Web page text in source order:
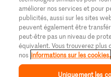
améliorer nos services et pour
publicités, aussi sur les sites
peuvent également être
peut-être pas un niveau de
équivalent. Vous trouverez plus
nos informations sur les cookies.
Uniquement les